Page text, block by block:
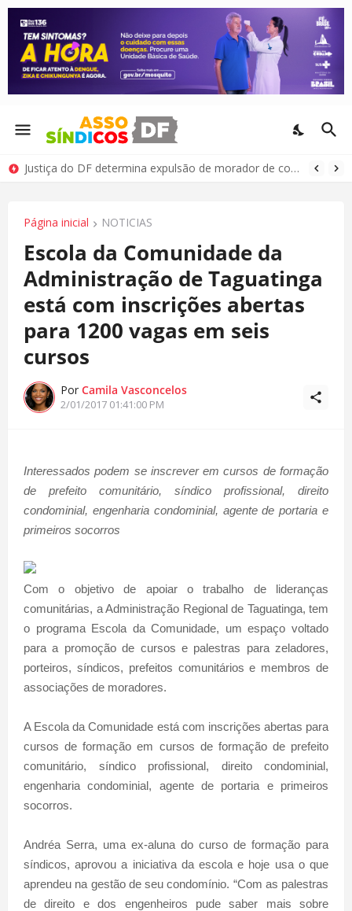
Justiça do DF determina expulsão de morador de condomínio por comportamento antissocial
Página inicial NOTICIAS
Escola da Comunidade da
Administração de Taguatinga
está com inscrições abertas
para 1200 vagas em seis
cursos
Por Camila Vasconcelos
2/01/2017 01:41:00 PM
Interessados podem se inscrever em cursos de formação
de prefeito comunitário, síndico profissional, direito
condominial, engenharia condominial, agente de portaria e
primeiros socorros
Com o objetivo de apoiar o trabalho de lideranças
comunitárias, a Administração Regional de Taguatinga, tem
o programa Escola da Comunidade, um espaço voltado
para a promoção de cursos e palestras para zeladores,
porteiros, síndicos, prefeitos comunitários e membros de
associações de moradores.
A Escola da Comunidade está com inscrições abertas para
cursos de formação em cursos de formação de prefeito
comunitário, síndico profissional, direito condominial,
engenharia condominial, agente de portaria e primeiros
socorros.
Andréa Serra, uma ex-aluna do curso de formação para
síndicos, aprovou a iniciativa da escola e hoje usa o que
aprendeu na gestão de seu condomínio. “Com as palestras
de direito e dos engenheiros pude saber mais sobre